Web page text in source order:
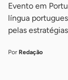
Evento em
língua
pelas
Por Redação